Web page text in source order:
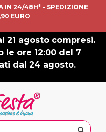
IN 24/48H* - SPEDIZIONE
EURO
21 agosto compresi.
le ore 12:00 del 7
dal 24 agosto.